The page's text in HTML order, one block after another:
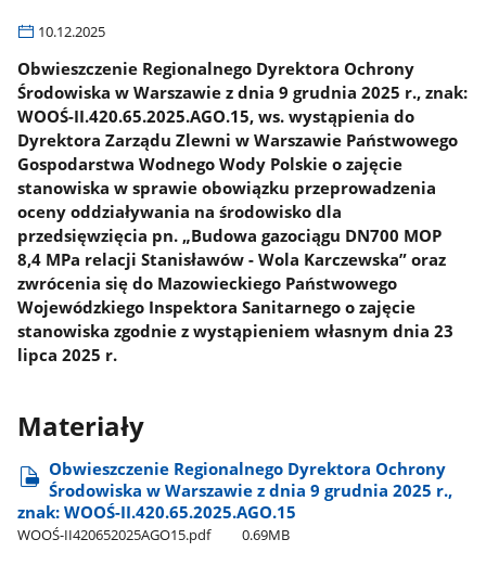
10.12.2025
Obwieszczenie Regionalnego Dyrektora Ochrony
Środowiska w Warszawie z dnia 9 grudnia 2025 r., znak:
WOOŚ-II.420.65.2025.AGO.15, ws. wystąpienia do
Dyrektora Zarządu Zlewni w Warszawie Państwowego
Gospodarstwa Wodnego Wody Polskie o zajęcie
stanowiska w sprawie obowiązku przeprowadzenia
oceny oddziaływania na środowisko dla
przedsięwzięcia pn. „Budowa gazociągu DN700 MOP
8,4 MPa relacji Stanisławów - Wola Karczewska” oraz
zwrócenia się do Mazowieckiego Państwowego
Wojewódzkiego Inspektora Sanitarnego o zajęcie
stanowiska zgodnie z wystąpieniem własnym dnia 23
lipca 2025 r.
Materiały
Obwieszczenie Regionalnego Dyrektora Ochrony
Środowiska w Warszawie z dnia 9 grudnia 2025 r.,
znak: WOOŚ-II.420.65.2025.AGO.15
WOOŚ-II420652025AGO15.pdf 0.69MB